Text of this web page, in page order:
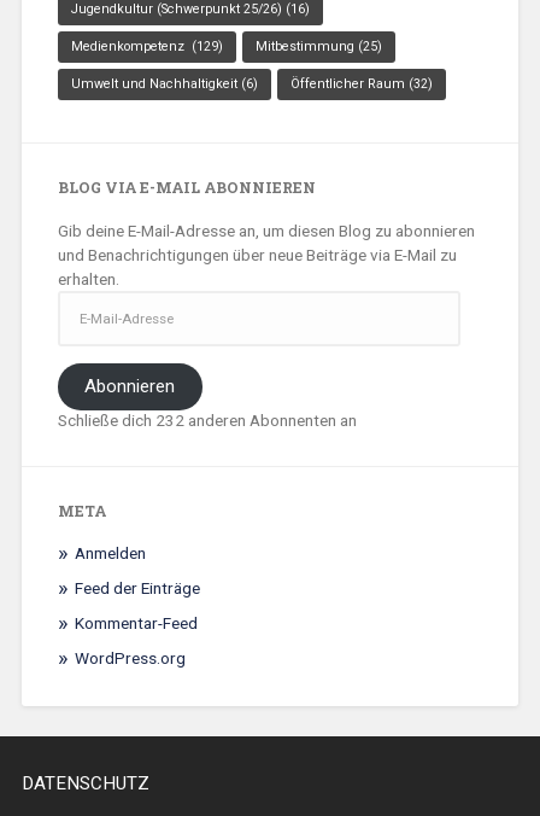
Jugendkultur (Schwerpunkt 25/26) (16)
Medienkompetenz (129) Mitbestimmung (25)
Umwelt und Nachhaltigkeit(6) Öffentlicher Raum (32)
BLOG VIA E-MAIL ABONNIEREN
Gib deine E-Mail-Adresse an, um diesen Blog zu abonnieren
und Benachrichtigungen über neue Beiträge via E-Mail zu
erhalten.
Mail-
Adresse
Abonnieren
Schließe dich 232 anderen Abonnenten an
META
Anmelden
Feed der Einträge
Kommentar-Feed
WordPress.org
DATENSCHUTZ